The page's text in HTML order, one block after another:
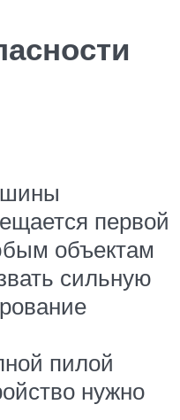
шины
первой
объектам
сильную
пилой
нужно